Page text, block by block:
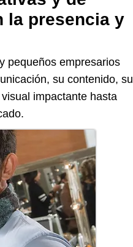
la presencia y
pequeños empresarios
su contenido, su
impactante hasta